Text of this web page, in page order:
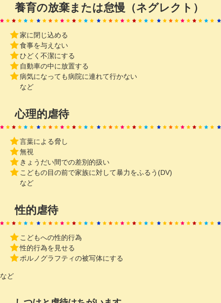
養育の放棄または怠慢（ネグレクト）
家に閉じ込める
食事を与えない
ひどく不潔にする
自動車の中に放置する
病気になっても病院に連れて行かない
など
心理的虐待
言葉による脅し
無視
きょうだい間での差別的扱い
こどもの目の前で家族に対して暴力をふるう(DV)
など
性的虐待
こどもへの性的行為
性的行為を見せる
ポルノグラフティの被写体にする
など